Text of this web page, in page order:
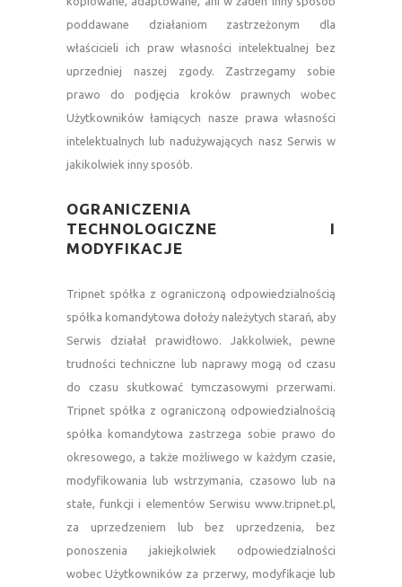
poddawane działaniom zastrzeżonym dla
właścicieli ich praw własności intelektualnej bez
uprzedniej naszej zgody. Zastrzegamy sobie
prawo do podjęcia kroków prawnych wobec
Użytkowników łamiących nasze prawa własności
intelektualnych lub nadużywających nasz Serwis w
jakikolwiek inny sposób.
OGRANICZENIA
TECHNOLOGICZNE I
MODYFIKACJE
Tripnet spółka z ograniczoną odpowiedzialnością
spółka komandytowa dołoży należytych starań, aby
Serwis działał prawidłowo. Jakkolwiek, pewne
trudności techniczne lub naprawy mogą od czasu
do czasu skutkować tymczasowymi przerwami.
Tripnet spółka z ograniczoną odpowiedzialnością
spółka komandytowa zastrzega sobie prawo do
okresowego, a także możliwego w każdym czasie,
modyfikowania lub wstrzymania, czasowo lub na
stałe, funkcji i elementów Serwisu www.tripnet.pl,
za uprzedzeniem lub bez uprzedzenia, bez
ponoszenia jakiejkolwiek odpowiedzialności
wobec Użytkowników za przerwy, modyfikacje lub